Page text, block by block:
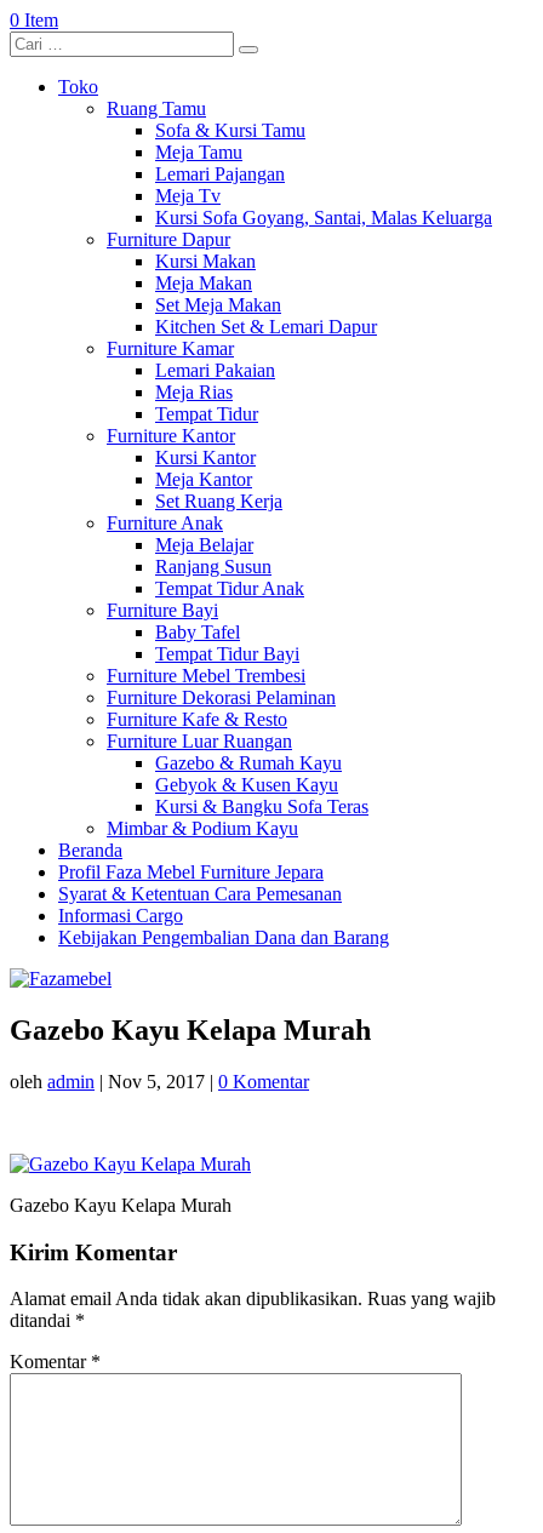
0 Item
Toko
Ruang Tamu
Sofa & Kursi Tamu
Meja Tamu
Lemari Pajangan
Meja Tv
Kursi Sofa Goyang, Santai, Malas Keluarga
Furniture Dapur
Kursi Makan
Meja Makan
Set Meja Makan
Kitchen Set & Lemari Dapur
Furniture Kamar
Lemari Pakaian
Meja Rias
Tempat Tidur
Furniture Kantor
Kursi Kantor
Meja Kantor
Set Ruang Kerja
Furniture Anak
Meja Belajar
Ranjang Susun
Tempat Tidur Anak
Furniture Bayi
Baby Tafel
Tempat Tidur Bayi
Furniture Mebel Trembesi
Furniture Dekorasi Pelaminan
Furniture Kafe & Resto
Furniture Luar Ruangan
Gazebo & Rumah Kayu
Gebyok & Kusen Kayu
Kursi & Bangku Sofa Teras
Mimbar & Podium Kayu
Beranda
Profil Faza Mebel Furniture Jepara
Syarat & Ketentuan Cara Pemesanan
Informasi Cargo
Kebijakan Pengembalian Dana dan Barang
Gazebo Kayu Kelapa Murah
oleh admin | Nov 5, 2017 | 0 Komentar
Gazebo Kayu Kelapa Murah
Kirim Komentar
Alamat email Anda tidak akan dipublikasikan. Ruas yang wajib
ditandai *
Komentar *